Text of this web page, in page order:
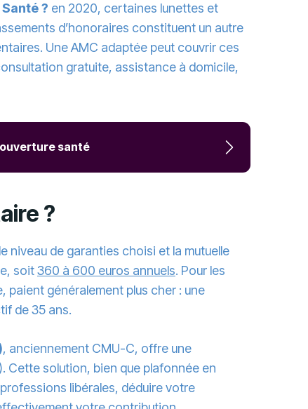
Santé ? en 2020, certaines lunettes et
d’honoraires constituent un autre
Une AMC adaptée peut couvrir ces
gratuite, assistance à domicile,
santé
?
niveau de garanties choisi et la mutuelle
soit360 à 600 euros annuels. Pour les
paient généralement plus cher : une
de 35 ans.
, anciennement CMU-C, offre une
Cette solution, bien que plafonnée en
libérales, déduire votre